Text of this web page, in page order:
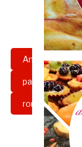
Amichevole
paolo montero
roma